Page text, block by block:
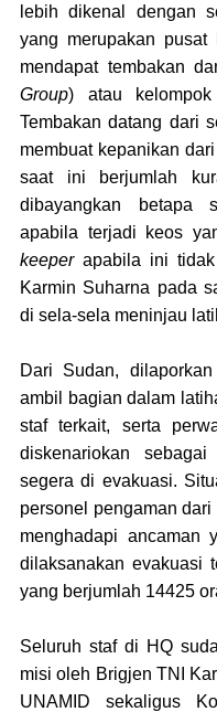
lebih dikenal dengan
yang merupakan
mendapat tembakan
Group) atau
Tembakan datang dari
membuat kepanikan
saat ini berjumlah
dibayangkan betapa
apabila terjadi keos
keeperapabila ini tidak
Karmin Suharna pada
di sela-sela meninjau
Dari Sudan,
ambil bagian dalam
staf terkait, serta
diskenariokan
segera di evakuasi.
personel pengaman
menghadapi ancaman
dilaksanakan evakuasi
yang berjumlah 14425 o
Seluruh staf di HQ
misi oleh Brigjen TNI
UNAMID sekaligus